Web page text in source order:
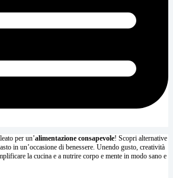
per un’alimentazione consapevole! Scopri alternative
in un’occasione di benessere. Unendo gusto, creatività
la cucina e a nutrire corpo e mente in modo sano e